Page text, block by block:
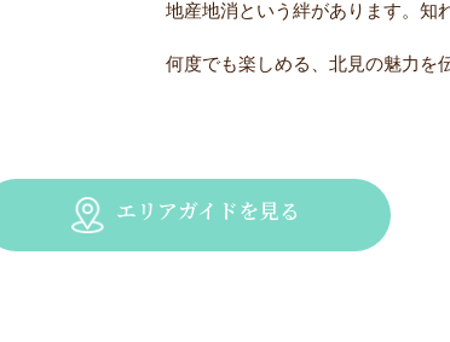
地産地消という絆があります。知
何度でも楽しめる、北見の魅力を
エリアガイドを見る